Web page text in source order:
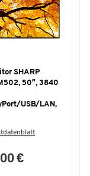
SHARP
50″, 3840
USB/LAN,
€